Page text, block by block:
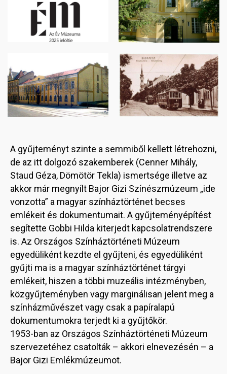
Image
A gyűjteményt szinte a semmiből kellett létrehozni,
de az itt dolgozó szakemberek (Cenner Mihály,
Staud Géza, Dömötör Tekla) ismertsége illetve az
akkor már megnyílt Bajor Gizi Színészmúzeum „ide
vonzotta” a magyar színháztörténet becses
emlékeit és dokumentumait. A gyűjteményépítést
segítette Gobbi Hilda kiterjedt kapcsolatrendszere
is. Az Országos Színháztörténeti Múzeum
egyedüliként kezdte el gyűjteni, és egyedüliként
gyűjti ma is a magyar színháztörténet tárgyi
emlékeit, hiszen a többi muzeális intézményben,
közgyűjteményben vagy marginálisan jelent meg a
színházművészet vagy csak a papíralapú
dokumentumokra terjedt ki a gyűjtőkör.
1953-ban az Országos Színháztörténeti Múzeum
szervezetéhez csatolták – akkori elnevezésén – a
Bajor Gizi Emlékmúzeumot.